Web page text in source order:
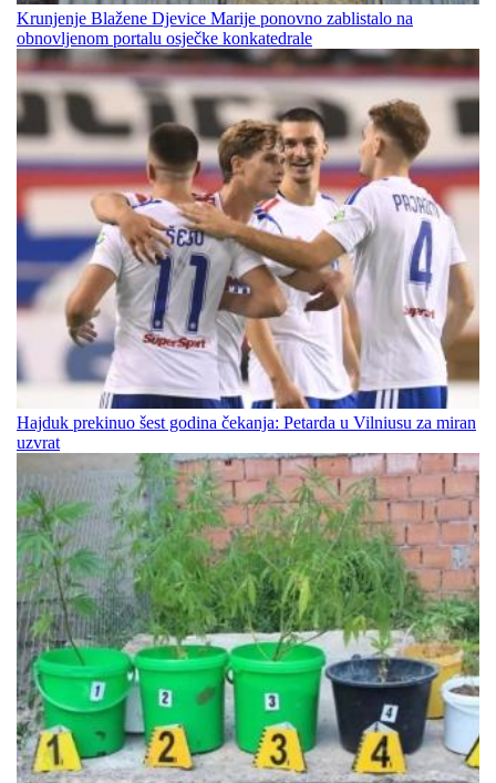
Krunjenje Blažene Djevice Marije ponovno zablistalo na
obnovljenom portalu osječke konkatedrale
Hajduk prekinuo šest godina čekanja: Petarda u Vilniusu za miran
uzvrat